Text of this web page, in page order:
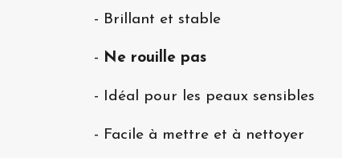
- Brillant et stable
- Ne rouille pas
- Idéal pour les peaux sensibles
- Facile à mettre et à nettoyer